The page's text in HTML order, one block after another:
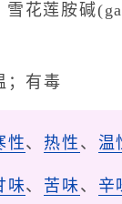
花莲胺碱
；有毒
性、 热性 、 温
味、 苦味、 辛